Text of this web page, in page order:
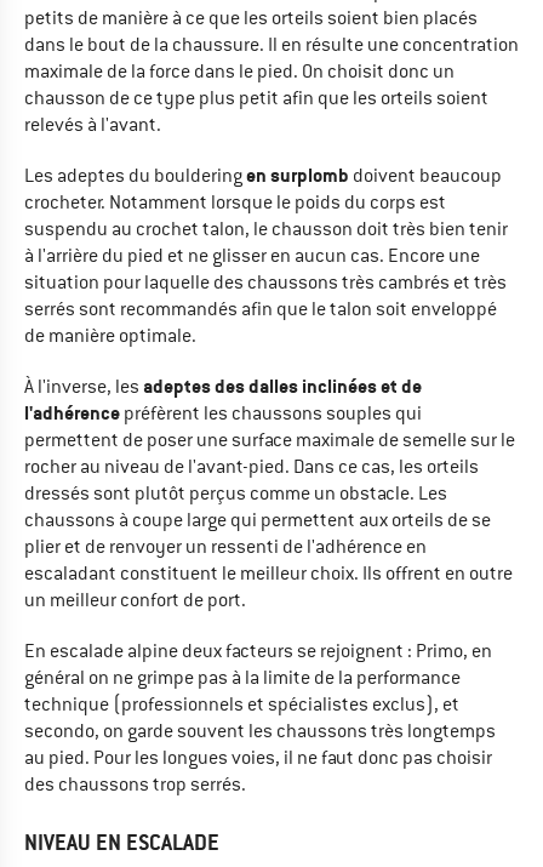
petits de manière à ce que les orteils soient bien placés
dans le bout de la chaussure. Il en résulte une concentration
maximale de la force dans le pied. On choisit donc un
chausson de ce type plus petit afin que les orteils soient
relevés à l'avant.
Les adeptes du boulderingen surplomb doivent beaucoup
crocheter. Notamment lorsque le poids du corps est
suspendu au crochet talon, le chausson doit très bien tenir
à l'arrière du pied et ne glisser en aucun cas. Encore une
situation pour laquelle des chaussons très cambrés et très
serrés sont recommandés afin que le talon soit enveloppé
de manière optimale.
À l'inverse, les adeptes des dalles inclinées et de
l'adhérence préfèrent les chaussons souples qui
permettent de poser une surface maximale de semelle sur le
rocher au niveau de l'avant-pied. Dans ce cas, les orteils
dressés sont plutôt perçus comme un obstacle. Les
chaussons à coupe large qui permettent aux orteils de se
plier et de renvoyer un ressenti de l'adhérence en
escaladant constituent le meilleur choix. Ils offrent en outre
un meilleur confort de port.
En escalade alpine deux facteurs se rejoignent : Primo, en
général on ne grimpe pas à la limite de la performance
technique (professionnels et spécialistes exclus), et
secondo, on garde souvent les chaussons très longtemps
au pied. Pour les longues voies, il ne faut donc pas choisir
des chaussons trop serrés.
NIVEAU EN ESCALADE